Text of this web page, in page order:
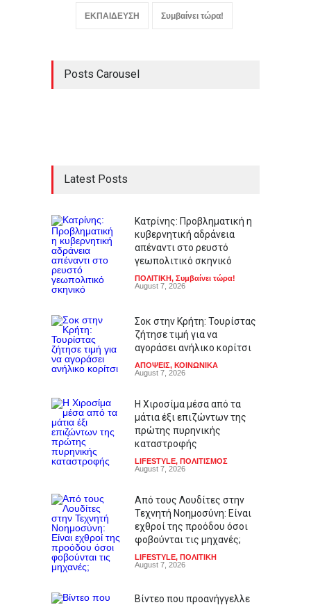
ΕΚΠΑΙΔΕΥΣΗ Συμβαίνει τώρα!
Posts Carousel
Latest Posts
Κατρίνης: Προβληματική η
κυβερνητική αδράνεια
απέναντι στο ρευστό
γεωπολιτικό σκηνικό
ΠΟΛΙΤΙΚΗ, Συμβαίνει τώρα!
August 7, 2026
Σοκ στην Κρήτη: Τουρίστας
ζήτησε τιμή για να
αγοράσει ανήλικο κορίτσι
ΑΠΟΨΕΙΣ, ΚΟΙΝΩΝΙΚΑ
August 7, 2026
Η Χιροσίμα μέσα από τα
μάτια έξι επιζώντων της
πρώτης πυρηνικής
καταστροφής
LIFESTYLE, ΠΟΛΙΤΙΣΜΟΣ
August 7, 2026
Από τους Λουδίτες στην
Τεχνητή Νοημοσύνη: Είναι
εχθροί της προόδου όσοι
φοβούνται τις μηχανές;
LIFESTYLE, ΠΟΛΙΤΙΚΗ
August 7, 2026
Βίντεο που προανήγγελλε